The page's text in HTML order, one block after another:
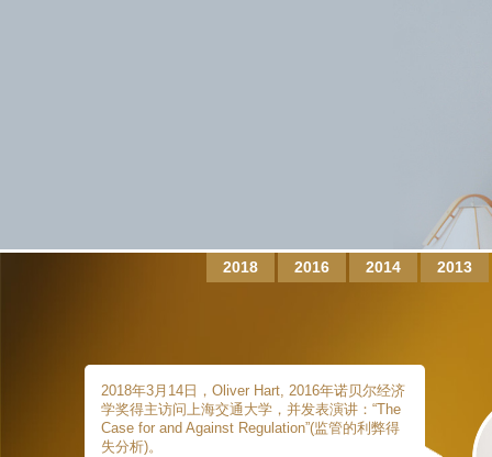
2018 2016 2014 2013
2018年3月14日，Oliver Hart, 2016年诺贝尔经济
学奖得主访问上海交通大学，并发表演讲：“The
Case for and Against Regulation”(监管的利弊得
失分析)。